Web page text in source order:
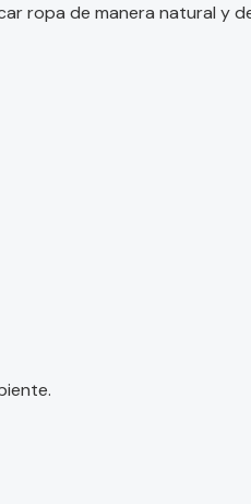
ropa de manera natural y